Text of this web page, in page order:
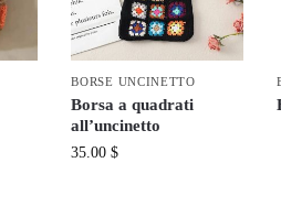
BORSE UNCINETTO
Borsa a quadrati
all’uncinetto
35.00$